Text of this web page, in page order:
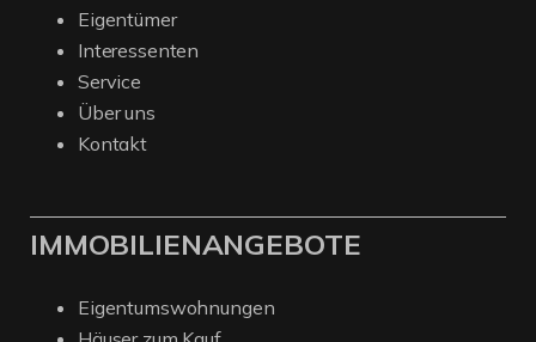
Eigentümer
Interessenten
Service
Über uns
Kontakt
IMMOBILIENANGEBOTE
Eigentumswohnungen